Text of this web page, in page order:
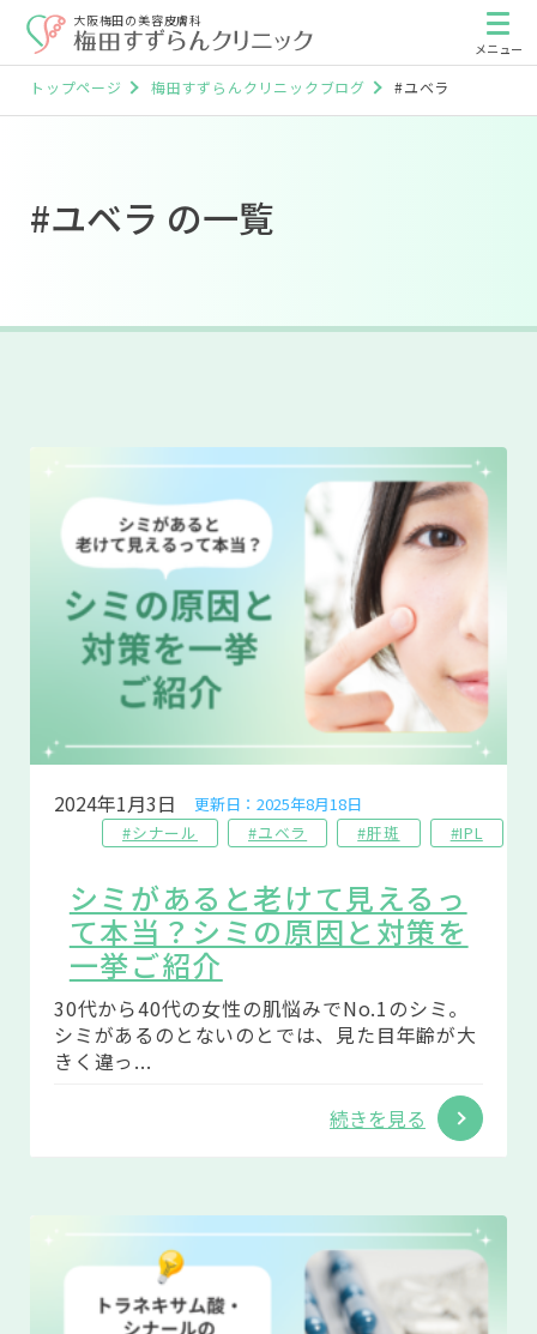
大阪梅田の美容皮膚科
トップページ 梅田すずらんクリニックブログ #ユベラ
#ユベラ の一覧
2024年1月3日
更新日：2025年8月18日
#シナール
#ユベラ #肝斑 #IPL
シミがあると老けて見えるっ
て本当？シミの原因と対策を
一挙ご紹介
30代から40代の女性の肌悩みでNo.1のシミ。
シミがあるのとないのとでは、見た目年齢が大
きく違っ...
続きを見る